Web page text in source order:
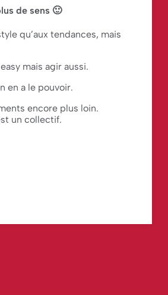
de sens 🙂
qu’aux tendances, mais
mais agir aussi.
en a le pouvoir.
encore plus loin.
un collectif.